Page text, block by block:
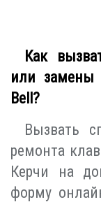
Как
или замены
Bell?
Вызвать
ремонта
Керчи на
форму